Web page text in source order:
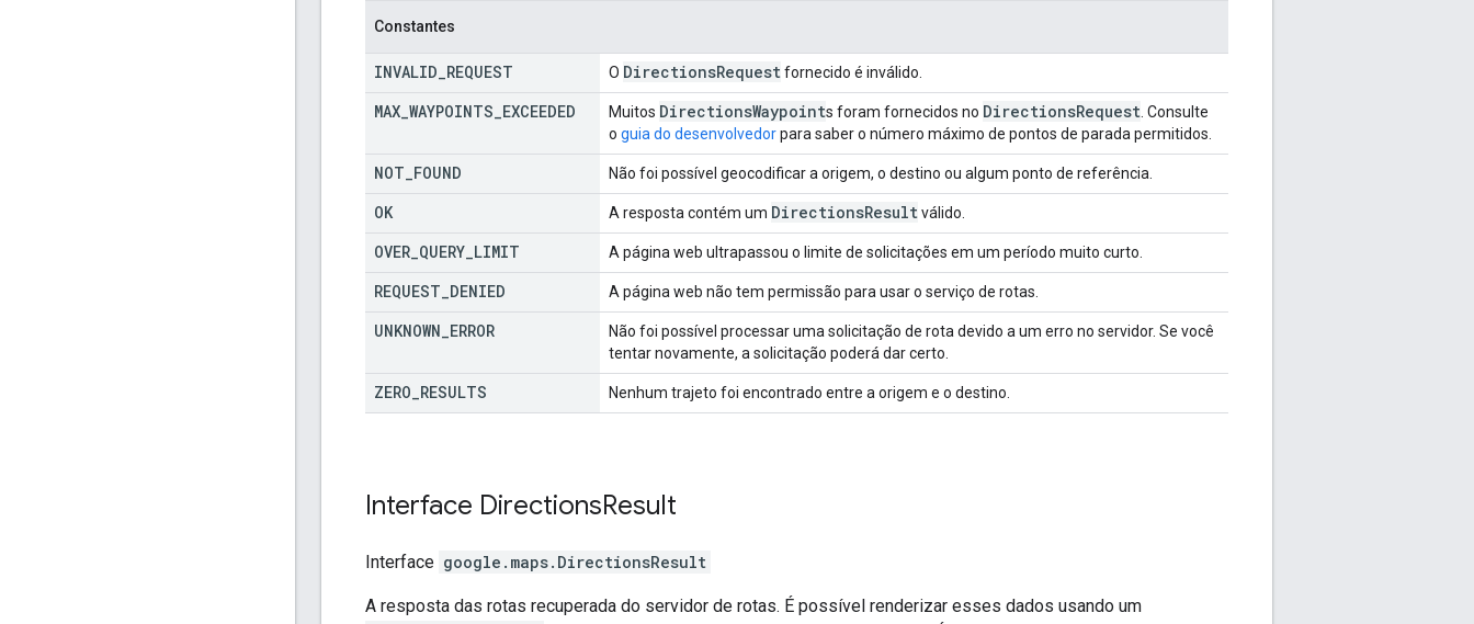
Constantes
INVALID REQUEST O DirectionsRequestfornecido é inválido.
MAX WAYPOINTS EXCEEDED Muitos DirectionsWaypoints foram fornecidos no DirectionsRequest . Consulte
o guia do desenvolvedorpara saber o número máximo de pontos de parada permitidos.
NOT FOUND Não foi possível geocodificar a origem, o destino ou algum ponto de referência.
OK A resposta contém um DirectionsResultválido.
OVER QUERY LIMIT A página web ultrapassou o limite de solicitações em um período muito curto.
REQUEST DENIED A página web não tem permissão para usar o serviço de rotas.
UNKNOWN ERROR
Não foi possível processar uma solicitação de rota devido a um erro no servidor. Se você
tentar novamente, a solicitação poderá dar certo.
ZERO RESULTS Nenhum trajeto foi encontrado entre a origem e o destino.
Interface DirectionsResult
Interface google.maps. DirectionsResult
A resposta das rotas recuperada do servidor de rotas. É possível renderizar esses dados usando um